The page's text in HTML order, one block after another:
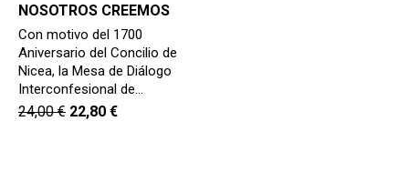
NOSOTROS CREEMOS
Con motivo del 1700
Aniversario del Concilio de
Nicea, la Mesa de Diálogo
Interconfesional de…
24,00€ 22,80 €